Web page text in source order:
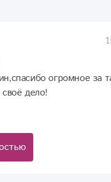
огромное за
дело!